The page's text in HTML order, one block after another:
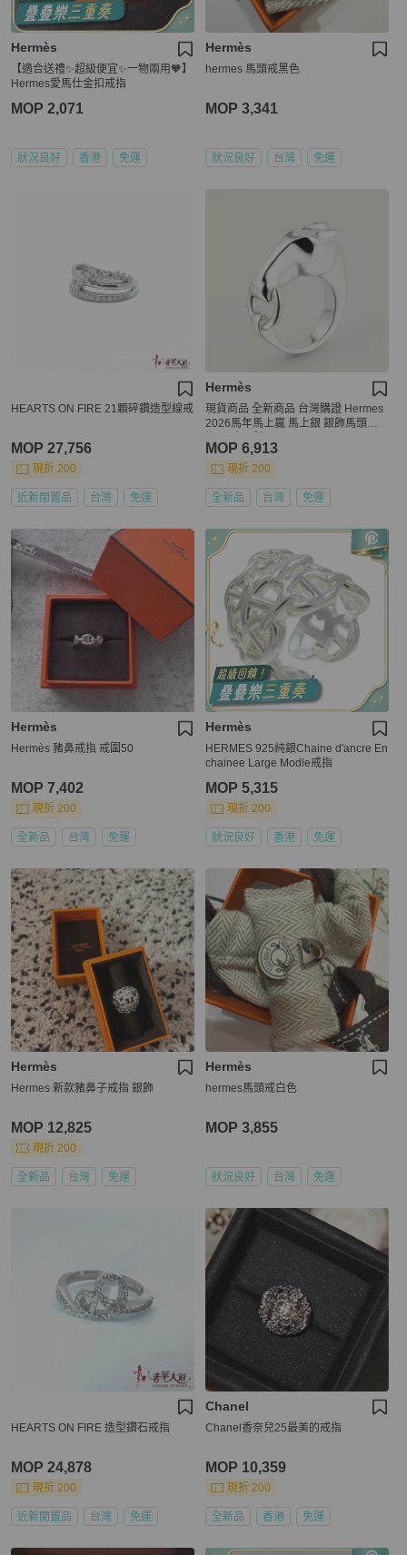
Hermès
【適合送禮✨超級便宜✨一物兩用🧡】
Hermes愛馬仕金扣戒指
MOP 2,071
狀況良好 香港 免運
Hermès
hermes 馬頭戒黑色
MOP 3,341
狀況良好 台灣 免運
HEARTS ON FIRE 21顆碎鑽造型線戒
MOP 27,756
現折 200
近新閒置品 台灣 免運
Hermès
現貨商品 全新商品 台灣購證 Hermes
2026馬年馬上嬴 馬上銀 銀飾馬頭戒
MOP 6,913
現折 200
全新品 台灣 免運
Hermès
Hermès 豬鼻戒指 戒圍50
MOP 7,402
現折 200
全新品 台灣 免運
Hermès
HERMES 925純銀Chaine d'ancre En
chainee Large Modle戒指
MOP 5,315
現折 200
狀況良好 香港 免運
Hermès
Hermes 新款豬鼻子戒指 銀飾
MOP 12,825
現折 200
全新品 台灣 免運
Hermès
hermes馬頭戒白色
MOP 3,855
狀況良好 台灣 免運
HEARTS ON FIRE 造型鑽石戒指
MOP 24,878
現折 200
近新閒置品 台灣 免運
Chanel
Chanel香奈兒25最美的戒指
MOP 10,359
現折 200
全新品 香港 免運